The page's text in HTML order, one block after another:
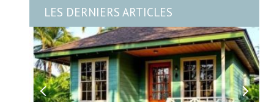
LES DERNIERS ARTICLES